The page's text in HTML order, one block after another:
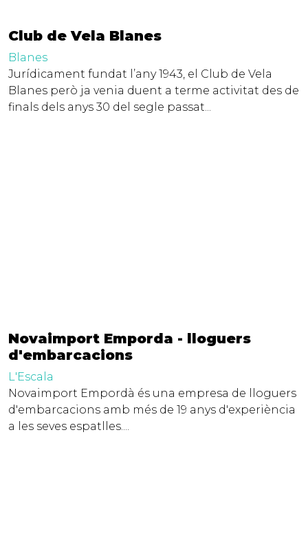
Club de Vela Blanes
Blanes
Jurídicament fundat l’any 1943, el Club de Vela
Blanes però ja venia duent a terme activitat des de
finals dels anys 30 del segle passat...
Novaimport Emporda - lloguers
d'embarcacions
L'Escala
Novaimport Empordà és una empresa de lloguers
d'embarcacions amb més de 19 anys d'experiència
a les seves espatlles....